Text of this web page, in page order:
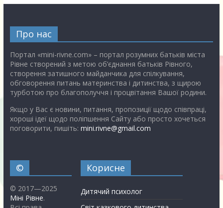
Про нас
Портал «mini-rivne.com» – портал розумних батьків міста
Рівне створений з метою об’єднання батьків Рівного,
створення затишного майданчика для спілкування,
обговорення питань материнства і дитинства, з щирою
турботою про благополуччя і процвітання Вашої родини.
Якщо у Вас є новини, питання, пропозиції щодо співпраці,
хороші ідеї щодо поліпшення Сайту або просто хочеться
поговорити, пишіть: mini.rivne@gmail.com
©
© 2017—2025
Міні Рівне.
Корисне
Дитячий психолог